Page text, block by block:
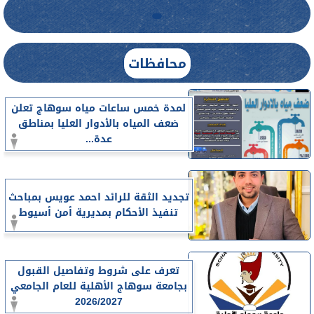
محافظات
لمدة خمس ساعات مياه سوهاج تعلن
ضعف المياه بالأدوار العليا بمناطق
عدة...
تجديد الثقة للرائد احمد عويس بمباحث
تنفيذ الأحكام بمديرية أمن أسيوط
تعرف على شروط وتفاصيل القبول
بجامعة سوهاج الأهلية للعام الجامعي
2026/2027